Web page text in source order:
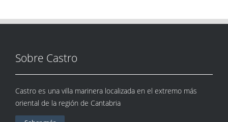
Sobre Castro
Castro es una villa marinera localizada en el extremo más
oriental de la región de Cantabria